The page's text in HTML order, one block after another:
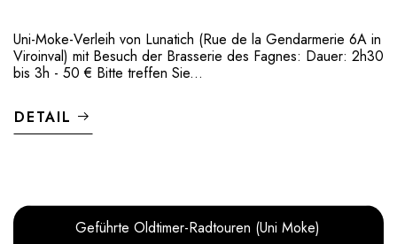
Uni-Moke-Verleih von Lunatich (Rue de la Gendarmerie 6A in
Viroinval) mit Besuch der Brasserie des Fagnes: Dauer: 2h30
bis 3h - 50 € Bitte treffen Sie...
DETAIL
Geführte Oldtimer-Radtouren (Uni Moke)